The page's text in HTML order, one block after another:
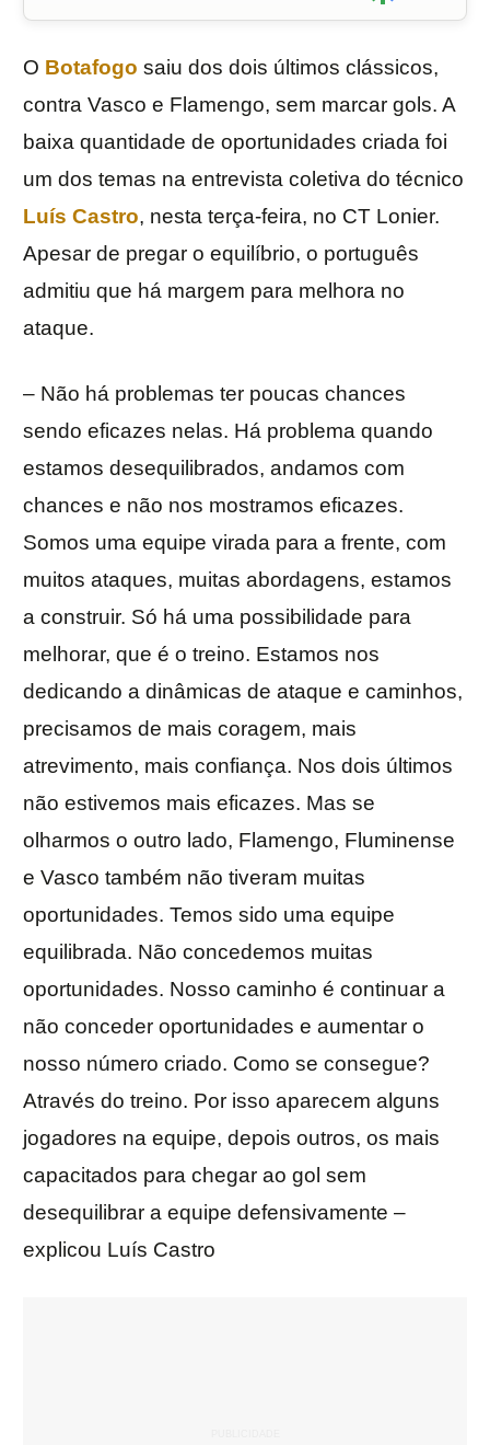
O Botafogo saiu dos dois últimos clássicos,
contra Vasco e Flamengo, sem marcar gols. A
baixa quantidade de oportunidades criada foi
um dos temas na entrevista coletiva do técnico
Luís Castro, nesta terça-feira, no CT Lonier.
Apesar de pregar o equilíbrio, o português
admitiu que há margem para melhora no
ataque.
– Não há problemas ter poucas chances
sendo eficazes nelas. Há problema quando
estamos desequilibrados, andamos com
chances e não nos mostramos eficazes.
Somos uma equipe virada para a frente, com
muitos ataques, muitas abordagens, estamos
a construir. Só há uma possibilidade para
melhorar, que é o treino. Estamos nos
dedicando a dinâmicas de ataque e caminhos,
precisamos de mais coragem, mais
atrevimento, mais confiança. Nos dois últimos
não estivemos mais eficazes. Mas se
olharmos o outro lado, Flamengo, Fluminense
e Vasco também não tiveram muitas
oportunidades. Temos sido uma equipe
equilibrada. Não concedemos muitas
oportunidades. Nosso caminho é continuar a
não conceder oportunidades e aumentar o
nosso número criado. Como se consegue?
Através do treino. Por isso aparecem alguns
jogadores na equipe, depois outros, os mais
capacitados para chegar ao gol sem
desequilibrar a equipe defensivamente –
explicou Luís Castro